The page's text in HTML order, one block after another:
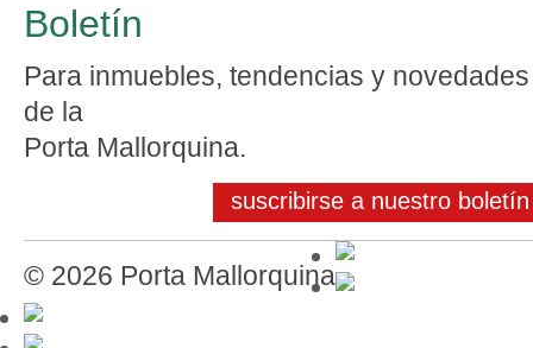
Boletín
Para inmuebles, tendencias y novedades
de la
Porta Mallorquina.
suscribirse a nuestro boletín
© 2026 Porta Mallorquina